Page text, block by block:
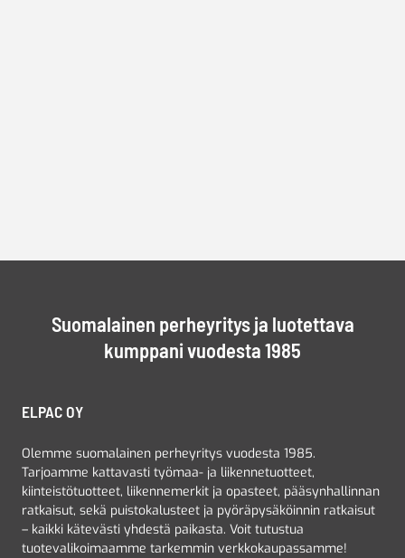
Suomalainen perheyritys ja luotettava
kumppani vuodesta 1985
ELPAC OY
Olemme suomalainen perheyritys vuodesta 1985.
Tarjoamme kattavasti työmaa- ja liikennetuotteet,
kiinteistötuotteet, liikennemerkit ja opasteet, pääsynhallinnan
ratkaisut, sekä puistokalusteet ja pyöräpysäköinnin ratkaisut
– kaikki kätevästi yhdestä paikasta. Voit tutustua
tuotevalikoimaamme tarkemmin verkkokaupassamme!